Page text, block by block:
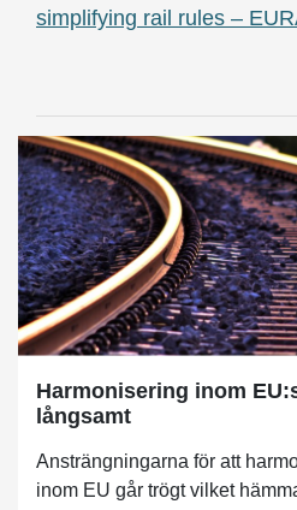
simplifying rail rules –
Harmonisering inom
långsamt
Ansträngningarna för att
inom EU går trögt vilket